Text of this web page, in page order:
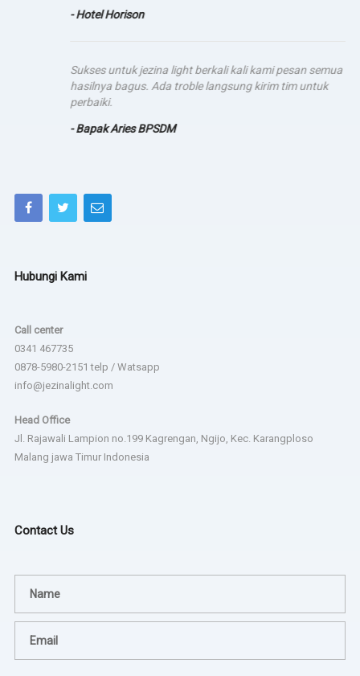
- Hotel Horison
Sukses untuk jezina light berkali kali kami pesan semua
hasilnya bagus. Ada troble langsung kirim tim untuk
perbaiki.
- Bapak Aries BPSDM
Hubungi Kami
Call center
0341 467735
0878-5980-2151 telp / Watsapp
info@jezinalight.com
Head Office
Jl. Rajawali Lampion no.199 Kagrengan, Ngijo, Kec. Karangploso
Malang jawa Timur Indonesia
Contact Us